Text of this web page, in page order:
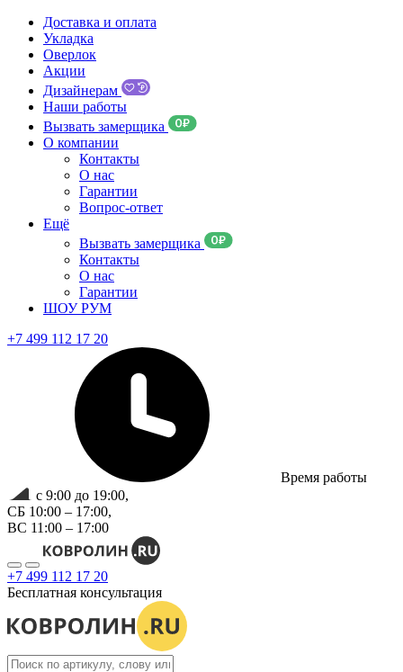
Доставка и оплата
Укладка
Оверлок
Акции
Дизайнерам
Наши работы
Вызвать замерщика
О компании
Контакты
О нас
Гарантии
Вопрос-ответ
Ещё
Вызвать замерщика
Контакты
О нас
Гарантии
ШОУ РУМ
+7 499 112 17 20
Время работы
с 9:00 до 19:00,
СБ 10:00 – 17:00,
ВС 11:00 – 17:00
+7 499 112 17 20
Бесплатная консультация